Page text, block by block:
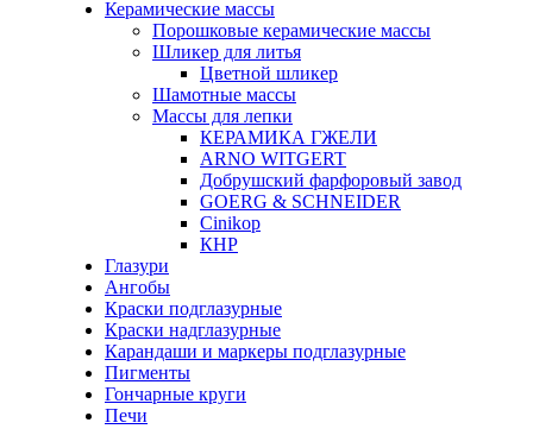
Керамические массы
Порошковые керамические массы
Шликер для литья
Цветной шликер
Шамотные массы
Массы для лепки
КЕРАМИКА ГЖЕЛИ
ARNO WITGERT
Добрушский фарфоровый завод
GOERG & SCHNEIDER
Cinikop
КНР
Глазури
Ангобы
Краски подглазурные
Краски надглазурные
Карандаши и маркеры подглазурные
Пигменты
Гончарные круги
Печи